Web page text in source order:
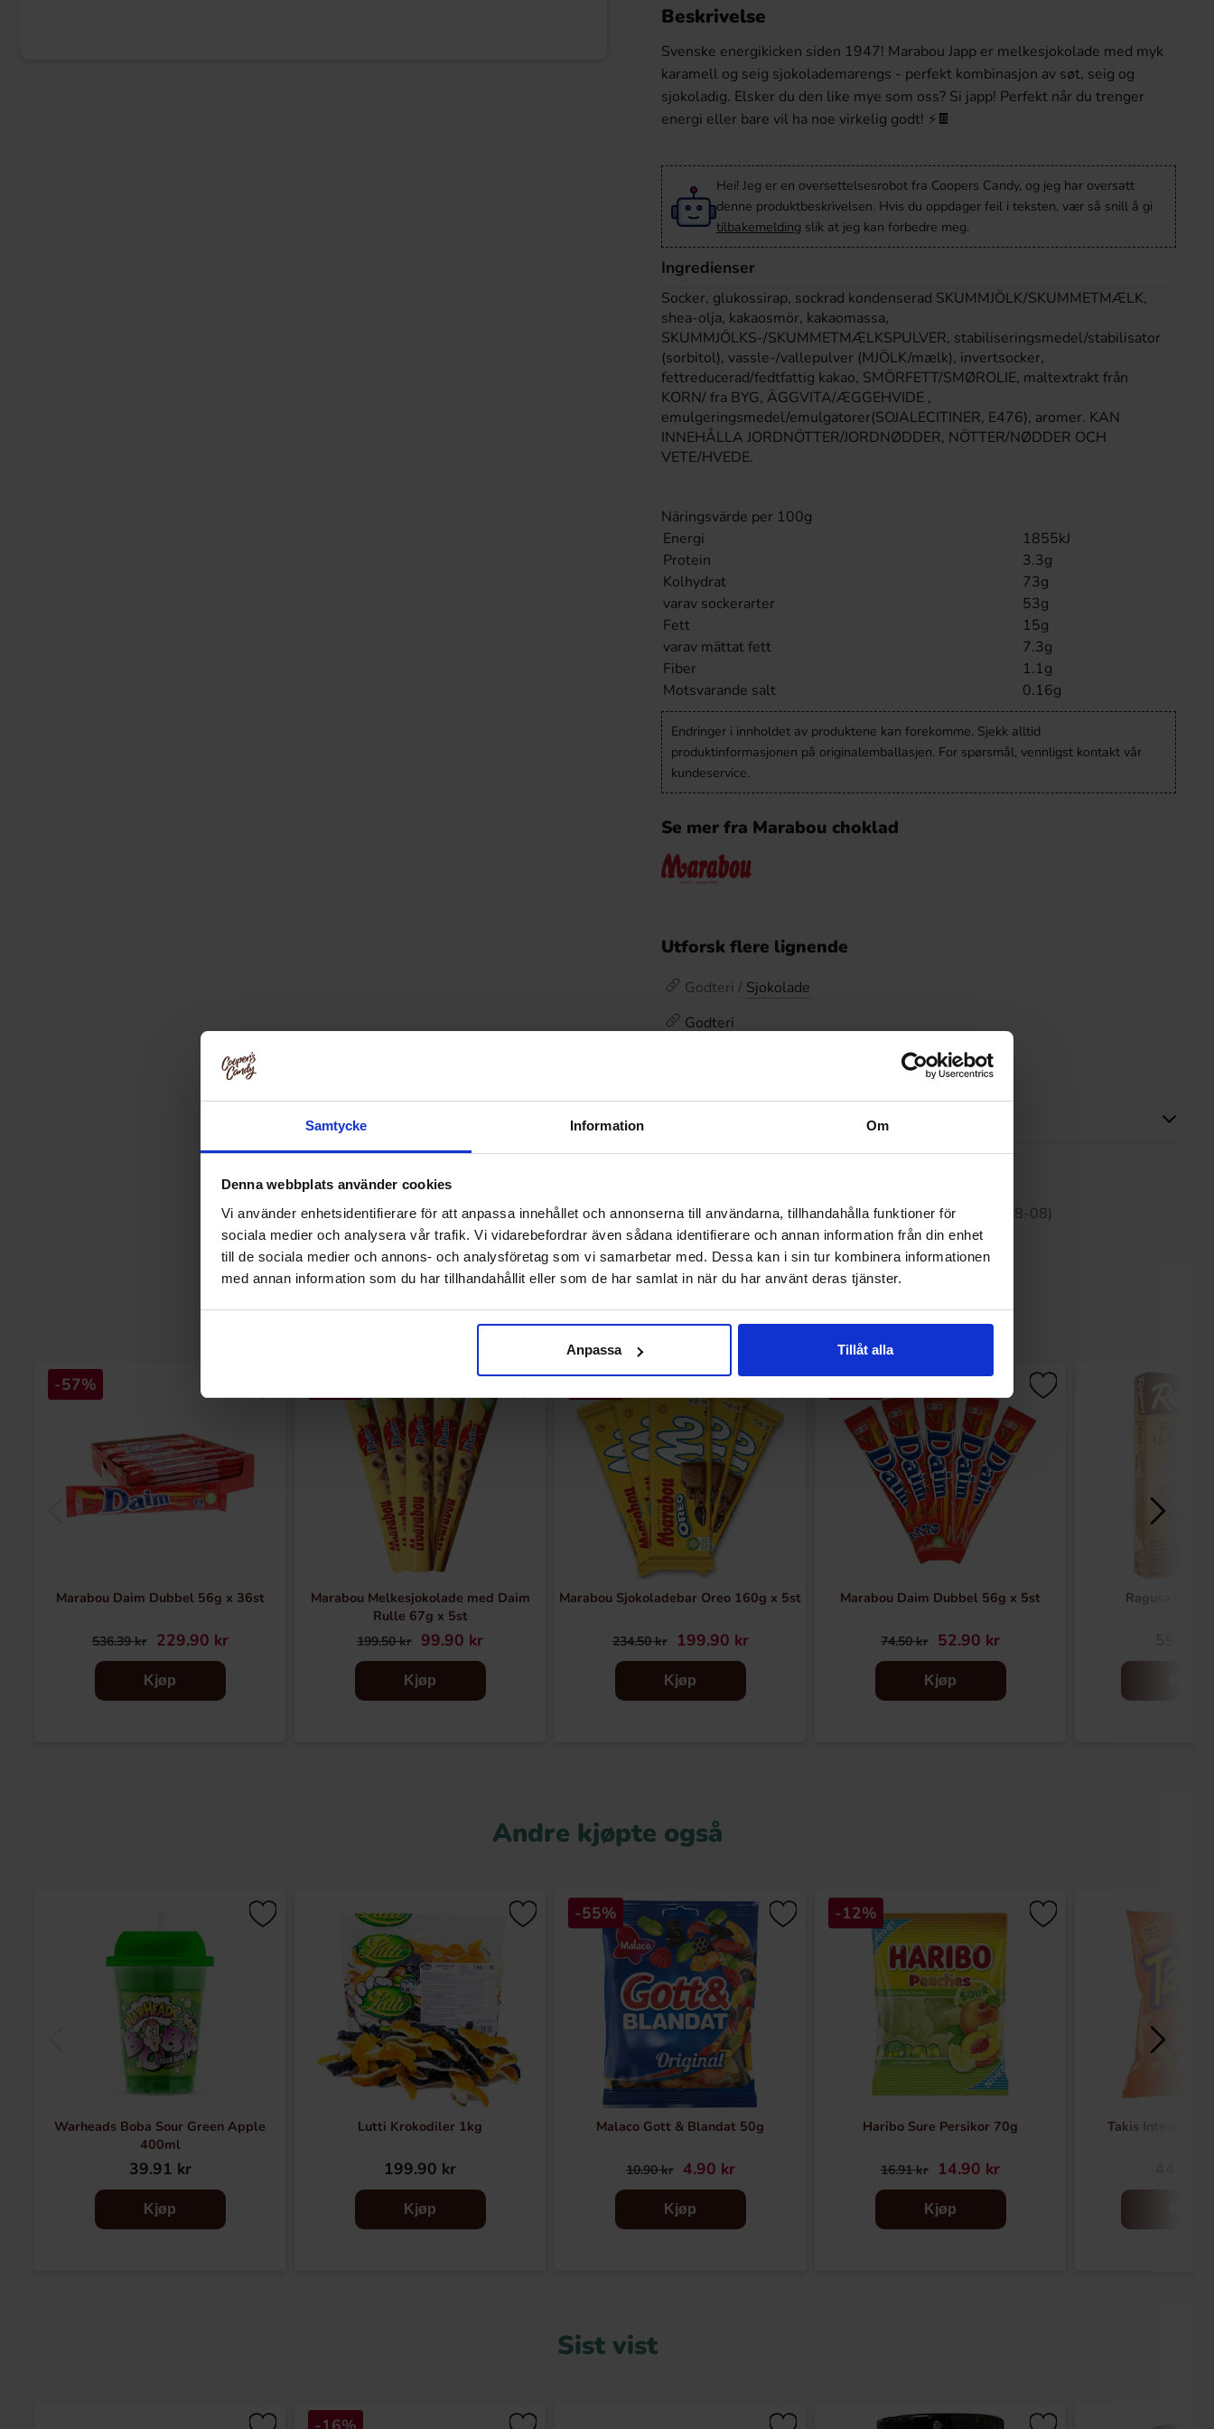
Samtycke Information Om
Denna webbplats använder cookies
Vi använder enhetsidentifierare för att anpassa innehållet och annonserna till användarna, tillhandahålla funktioner för
sociala medier och analysera vår trafik. Vi vidarebefordrar även sådana identifierare och annan information från din enhet
till de sociala medier och annons- och analysföretag som vi samarbetar med. Dessa kan i sin tur kombinera informationen
med annan information som du har tillhandahållit eller som de har samlat in när du har använt deras tjänster.
Anpassa Tillåt alla
Beskrivelse
Svenske energikicken siden 1947! Marabou Japp er melkesjokolade med myk
karamell og seig sjokolademarengs - perfekt kombinasjon av søt, seig og
sjokoladig. Elsker du den like mye som oss? Si japp! Perfekt når du trenger
energi eller bare vil ha noe virkelig godt! ⚡🍫
Hei! Jeg er en oversettelsesrobot fra Coopers Candy, og jeg har oversatt
denne produktbeskrivelsen. Hvis du oppdager feil i teksten, vær så snill å gi
tilbakemelding slik at jeg kan forbedre meg.
Ingredienser
Socker, glukossirap, sockrad kondenserad SKUMMJÖLK/SKUMMETMÆLK,
shea-olja, kakaosmör, kakaomassa,
SKUMMJÖLKS-/SKUMMETMÆLKSPULVER, stabiliseringsmedel/stabilisator
(sorbitol), vassle-/vallepulver (MJÖLK/mælk), invertsocker,
fettreducerad/fedtfattig kakao, SMÖRFETT/SMØROLIE, maltextrakt från
KORN/ fra BYG, ÄGGVITA/ÆGGEHVIDE ,
emulgeringsmedel/emulgatorer(SOJALECITINER, E476), aromer. KAN
INNEHÅLLA JORDNÖTTER/JORDNØDDER, NÖTTER/NØDDER OCH
VETE/HVEDE.
Näringsvärde per 100g
Energi
1855kJ
Protein
3.3g
Kolhydrat
73g
varav sockerarter
53g
Fett
15g
varav mättat fett
7.3g
Fiber
1.1g
Motsvarande salt
0.16g
Endringer i innholdet av produktene kan forekomme. Sjekk alltid
produktinformasjonen på originalemballasjen. For spørsmål, vennligst kontakt vår
kundeservice.
Se mer fra Marabou choklad
Utforsk flere lignende
Godteri / Sjokolade
Godteri
Laveste pris de siste 30 dagene er 139.90 kr (2026-08-08)
Relaterte produkter
-57%
Marabou Daim Dubbel 56g x 36st
536.39 kr 229.90 kr
Kjøp
Marabou Melkesjokolade med Daim
Rulle 67g x 5st
199.50 kr 99.90 kr
Kjøp
Marabou Sjokoladebar Oreo 160g x 5st
234.50 kr 199.90 kr
Kjøp
Marabou Daim Dubbel 56g x 5st
74.50 kr 52.90 kr
Kjøp
Ragusa
Andre kjøpte også
Warheads Boba Sour Green Apple
400ml
39.91 kr
Kjøp
Lutti Krokodiler 1kg
199.90 kr
Kjøp
-55%
Malaco Gott & Blandat 50g
10.90 kr 4.90 kr
Kjøp
-12%
Haribo Sure Persikor 70g
16.91 kr 14.90 kr
Kjøp
Takis Intense
Sist vist